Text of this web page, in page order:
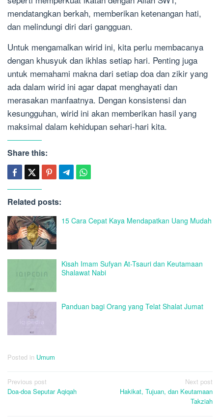
mendatangkan berkah, memberikan ketenangan hati,
dan melindungi diri dari gangguan.
Untuk mengamalkan wirid ini, kita perlu membacanya
dengan khusyuk dan ikhlas setiap hari. Penting juga
untuk memahami makna dari setiap doa dan zikir yang
ada dalam wirid ini agar dapat menghayati dan
merasakan manfaatnya. Dengan konsistensi dan
kesungguhan, wirid ini akan memberikan hasil yang
maksimal dalam kehidupan sehari-hari kita.
Share this:
Related posts:
15 Cara Cepat Kaya Mendapatkan Uang Mudah
Kisah Imam Sufyan At-Tsauri dan Keutamaan
Shalawat Nabi
Panduan bagi Orang yang Telat Shalat Jumat
Posted in Umum
Post
navigation
Previous post
Doa-doa Seputar Aqiqah
Next post
Hakikat, Tujuan, dan Keutamaan
Takziah